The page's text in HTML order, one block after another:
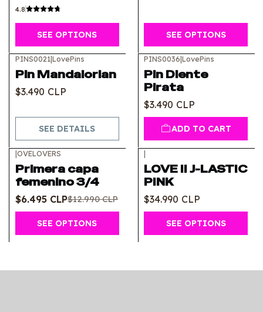
4.8
SEE OPTIONS SEE OPTIONS
PINS0021|LovePins
Pin Mandalorian
$3.490 CLP
SEE DETAILS
PINS0036|LovePins
Pin Diente
Pirata
$3.490 CLP
ADD TO CART
|OVELOVERS
Primera capa
femenino 3/4
$6.495 CLP$12.990 CLP
SEE OPTIONS
|
LOVE II J-LASTIC
PINK
$34.990 CLP
SEE OPTIONS